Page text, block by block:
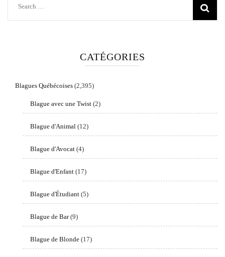
Search
CATÉGORIES
Blagues Québécoises (2,395)
Blague avec une Twist (2)
Blague d'Animal (12)
Blague d'Avocat (4)
Blague d'Enfant (17)
Blague d'Étudiant (5)
Blague de Bar(9)
Blague de Blonde (17)